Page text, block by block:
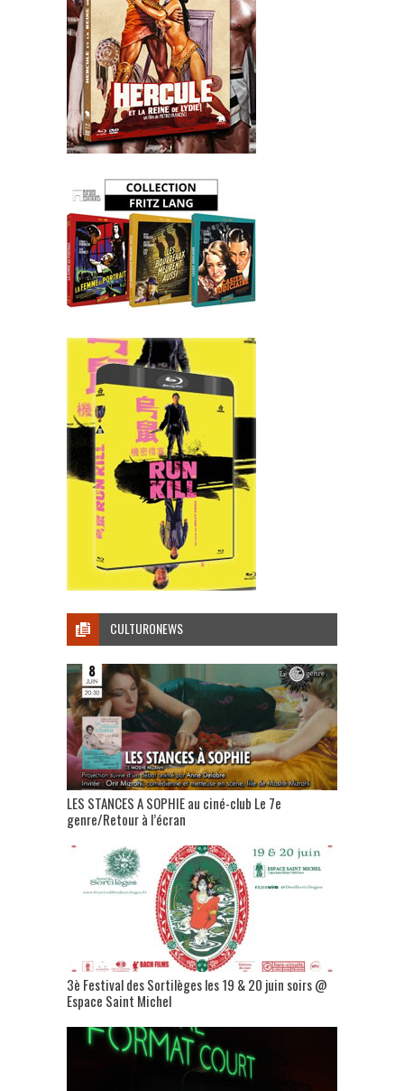
CULTURONEWS
LES STANCES A SOPHIE au ciné-club Le 7e
genre/Retour à l’écran
3è Festival des Sortilèges les 19 & 20 juin soirs @
Espace Saint Michel